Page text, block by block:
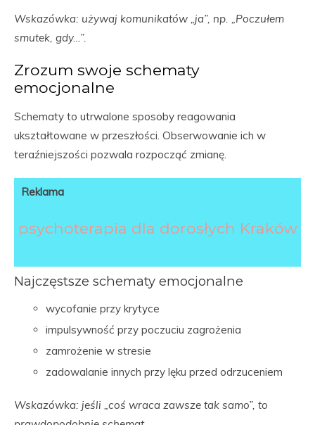
Wskazówka: używaj komunikatów „ja”, np. „Poczułem
smutek, gdy…”.
Zrozum swoje schematy
emocjonalne
Schematy to utrwalone sposoby reagowania
ukształtowane w przeszłości. Obserwowanie ich w
teraźniejszości pozwala rozpocząć zmianę.
Reklama
psychoterapia dla dorosłych Kraków
Najczęstsze schematy emocjonalne
wycofanie przy krytyce
impulsywność przy poczuciu zagrożenia
zamrożenie w stresie
zadowalanie innych przy lęku przed odrzuceniem
Wskazówka: jeśli „coś wraca zawsze tak samo”, to